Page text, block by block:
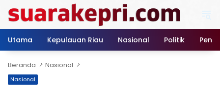
konten
Utama
Kepulauan Riau Nasional Politik
Beranda Nasional
Nasional